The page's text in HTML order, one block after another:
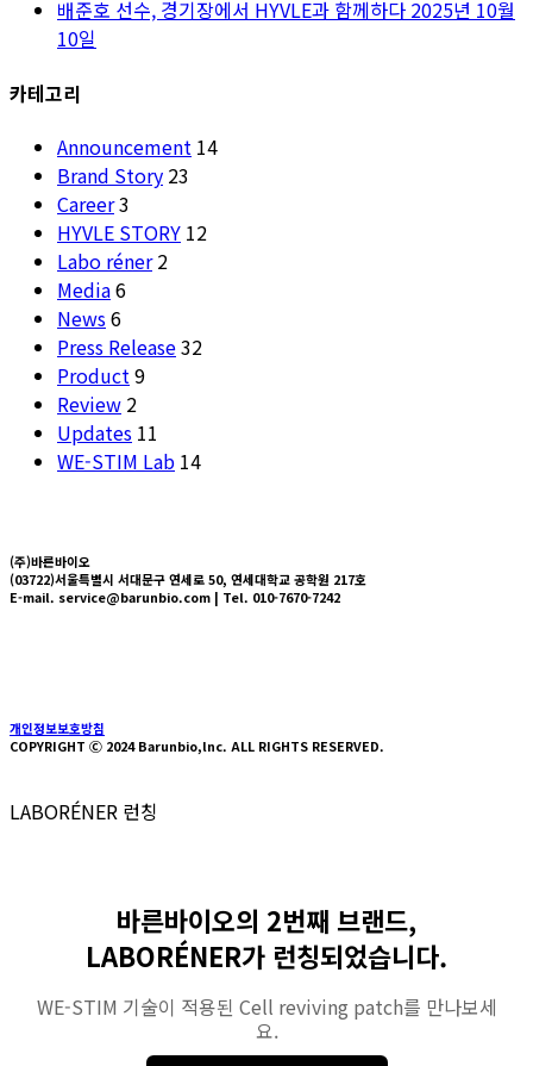
배준호 선수, 경기장에서 HYVLE과 함께하다 2025년 10월
10일
카테고리
Announcement 14
Brand Story 23
Career3
HYVLE STORY 12
Labo réner 2
Media6
News6
Press Release32
Product9
Review 2
Updates 11
WE-STIM Lab 14
(주)바른바이오
(03722)서울특별시 서대문구 연세로 50, 연세대학교 공학원 217호
E-mail. service@barunbio.com | Tel. 010-7670-7242
개인정보보호방침
COPYRIGHT Ⓒ 2024 Barunbio,lnc. ALL RIGHTS RESERVED.
LABORÉNER 런칭
바른바이오의 2번째 브랜드,
LABORÉNER가 런칭되었습니다.
WE-STIM 기술이 적용된 Cell reviving patch를 만나보세
요.